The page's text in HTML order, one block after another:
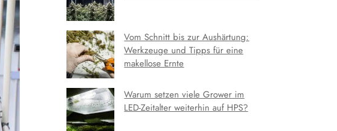
Vom Schnitt bis zur Aushärtung:
Werkzeuge und Tipps für eine
makellose Ernte
Warum setzen viele Grower im
LED-Zeitalter weiterhin auf HPS?